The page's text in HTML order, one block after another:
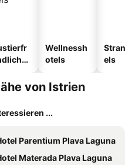
Wellnessh
otels
els
von Istrien
...
Parentium Plava Laguna
Materada Plava Laguna